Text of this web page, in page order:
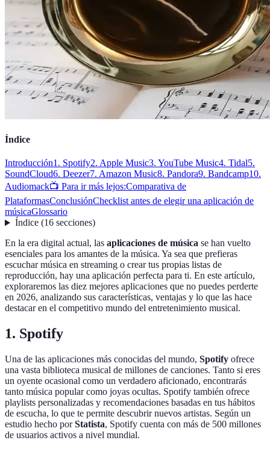
Índice
Introducción1. Spotify2. Apple Music3. YouTube Music4. Tidal5.
SoundCloud6. Deezer7. Amazon Music8. Pandora9. Bandcamp10.
Audiomack📺 Para ir más lejos:Comparativa de
PlataformasConclusiónChecklist antes de elegir una aplicación de
músicaGlossario
Índice(16 secciones)
En la era digital actual, las aplicaciones de música se han vuelto
esenciales para los amantes de la música. Ya sea que prefieras
escuchar música en streaming o crear tus propias listas de
reproducción, hay una aplicación perfecta para ti. En este artículo,
exploraremos las diez mejores aplicaciones que no puedes perderte
en 2026, analizando sus características, ventajas y lo que las hace
destacar en el competitivo mundo del entretenimiento musical.
1. Spotify
Una de las aplicaciones más conocidas del mundo, Spotify ofrece
una vasta biblioteca musical de millones de canciones. Tanto si eres
un oyente ocasional como un verdadero aficionado, encontrarás
tanto música popular como joyas ocultas. Spotify también ofrece
playlists personalizadas y recomendaciones basadas en tus hábitos
de escucha, lo que te permite descubrir nuevos artistas. Según un
estudio hecho porStatista, Spotify cuenta con más de 500 millones
de usuarios activos a nivel mundial.